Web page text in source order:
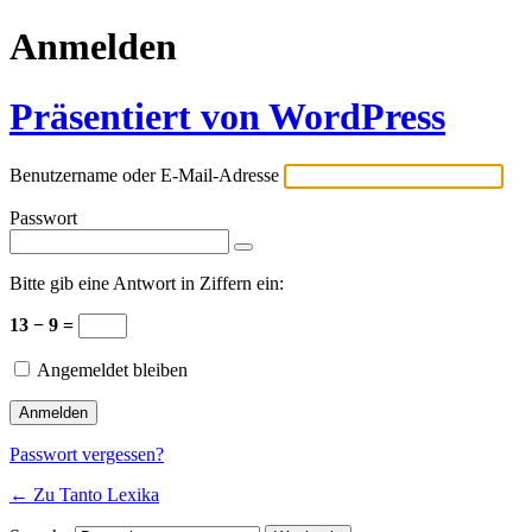
Anmelden
Präsentiert von WordPress
Benutzername oder E-Mail-Adresse
Passwort
Bitte gib eine Antwort in Ziffern ein:
13 − 9 =
Angemeldet bleiben
Passwort vergessen?
← Zu Tanto Lexika